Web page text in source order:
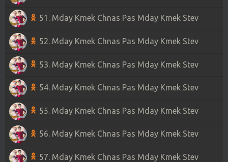
51. Mday Kmek Chnas Pas Mday Kmek Stev
52. Mday Kmek Chnas Pas Mday Kmek Stev
53. Mday Kmek Chnas Pas Mday Kmek Stev
54. Mday Kmek Chnas Pas Mday Kmek Stev
55. Mday Kmek Chnas Pas Mday Kmek Stev
56. Mday Kmek Chnas Pas Mday Kmek Stev
57. Mday Kmek Chnas Pas Mday Kmek Stev